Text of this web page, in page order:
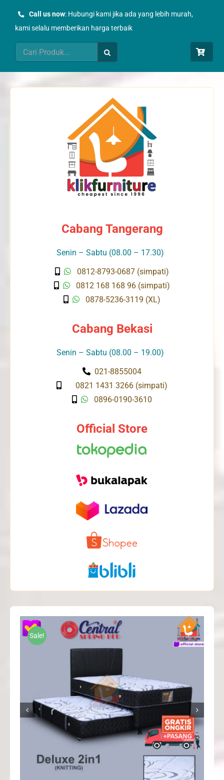
Call us now: Hubungi kami jika ada yang lebih murah,
kami selalu memberikan harga terbaik
Search
for:
Cabang Tangerang
Senin – Sabtu (08.00 – 17.30)
0812-8793-0687 (simpati)
0812 168 168 96 (simpati)
0878-5236-3119 (XL)
Cabang Bekasi
Senin – Sabtu (08.00 – 19.00)
021-8855004
0821 1431 3266 (simpati)
0896-0190-3610
Official Store
Sale!
 